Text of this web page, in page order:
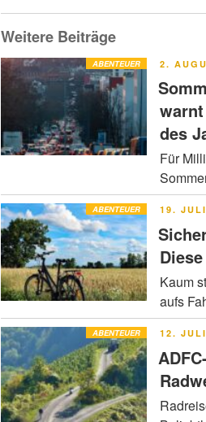
Weitere Beiträge
ABENTEUER 2.
des
Für
ABENTEUER 19.
Kaum
aufs
ABENTEUER 12.